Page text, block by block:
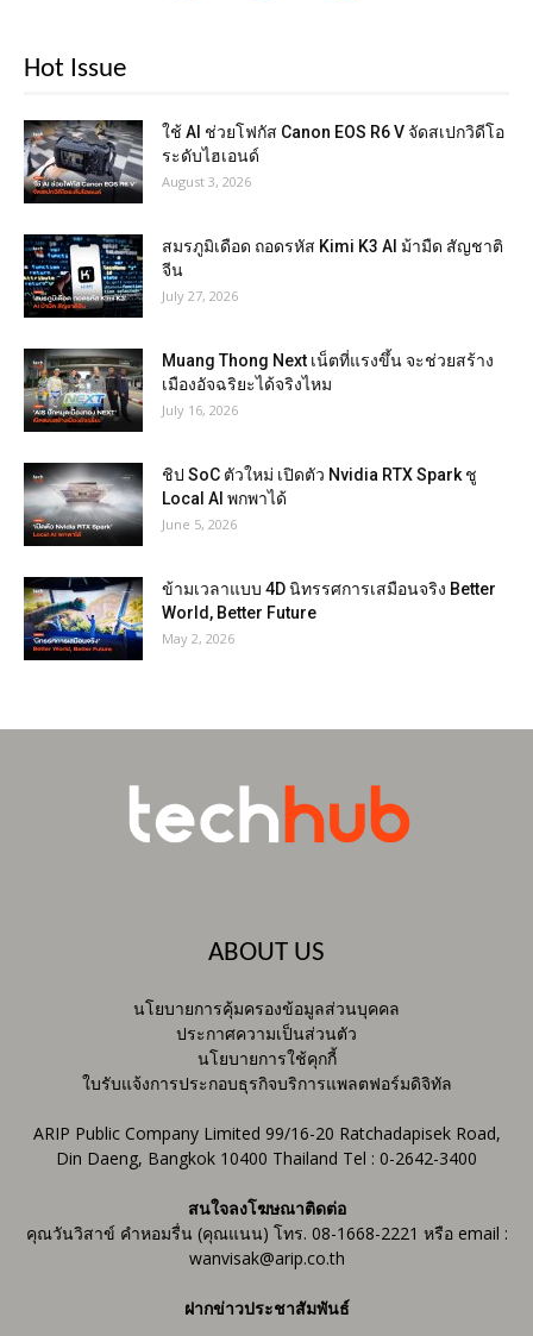
Hot Issue
ใช้ AI ช่วยโฟกัส Canon EOS R6 V จัดสเปกวิดีโอ
ระดับไฮเอนด์
August 3, 2026
สมรภูมิเดือด ถอดรหัส Kimi K3 AI ม้ามืด สัญชาติ
จีน
July 27, 2026
Muang Thong Next เน็ตที่แรงขึ้น จะช่วยสร้าง
เมืองอัจฉริยะได้จริงไหม
July 16, 2026
ชิป SoC ตัวใหม่ เปิดตัว Nvidia RTX Spark ชู
Local AI พกพาได้
June 5, 2026
ข้ามเวลาแบบ 4D นิทรรศการเสมือนจริง Better
World, Better Future
May 2, 2026
ABOUT US
นโยบายการคุ้มครองข้อมูลส่วนบุคคล
ประกาศความเป็นส่วนตัว
นโยบายการใช้คุกกี้
ใบรับแจ้งการประกอบธุรกิจบริการแพลตฟอร์มดิจิทัล
ARIP Public Company Limited 99/16-20 Ratchadapisek Road,
Din Daeng, Bangkok 10400 Thailand Tel : 0-2642-3400
สนใจลงโฆษณาติดต่อ
คุณวันวิสาข์ คำหอมรื่น (คุณแนน) โทร. 08-1668-2221 หรือ email :
wanvisak@arip.co.th
ฝากข่าวประชาสัมพันธ์